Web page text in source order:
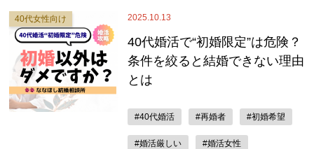
2025.10.13
40代女性向け
40代婚活で“初婚限定”は危険？
条件を絞ると結婚できない理由
とは
#40代婚活 #再婚者 #初婚希望
#婚活厳しい #婚活女性